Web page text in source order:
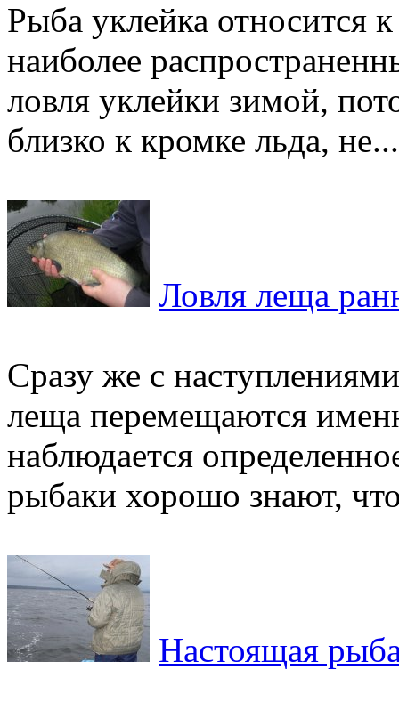
Рыба уклейка относится
наиболее
ловля уклейки зимой,
близко к кромке льда, не...
Ловля леща
Сразу же с
леща перемещаются
наблюдается
рыбаки хорошо знают,
Настоящая